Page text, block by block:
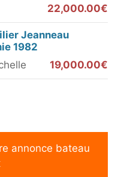
22,000.00€
Jeanneau
1982
19,000.00€
annonce bateau